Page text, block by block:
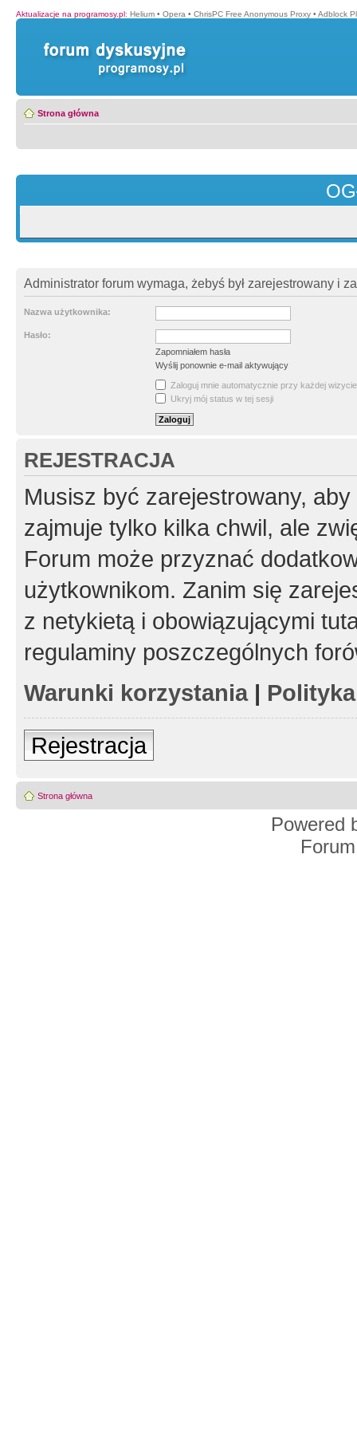
Aktualizacje na programosy.pl: Helium • Opera • ChrisPC Free Anonymous Proxy • Adblock
Strona główna
Administrator forum wymaga, żebyś był zarejestrowany i
Nazwa użytkownika:
Hasło:
Zapomniałem hasła
Wyślij ponownie e-mail aktywujący
Zaloguj mnie automatycznie przy każdej wizycie
Ukryj mój status w tej sesji
REJESTRACJA
Musisz być zarejestrowany,
zajmuje tylko kilka chwil, ale
Forum może przyznać
użytkownikom. Zanim się
z netykietą i obowiązującymi
regulaminy poszczególnych
Warunki korzystania|
Rejestracja
Strona główna
Powered